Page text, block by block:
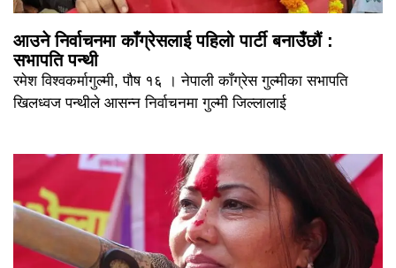
आउने निर्वाचनमा काँग्रेसलाई पहिलो पार्टी बनाउँछौं :
सभापति पन्थी
रमेश विश्वकर्मागुल्मी, पौष १६ । नेपाली काँग्रेस गुल्मीका सभापति
खिलध्वज पन्थीले आसन्न निर्वाचनमा गुल्मी जिल्लालाई